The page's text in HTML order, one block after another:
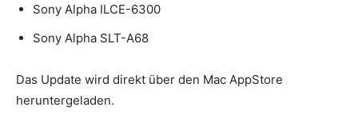
Sony Alpha ILCE-6300
Sony Alpha SLT-A68
Das Update wird direkt über den Mac AppStore
heruntergeladen.